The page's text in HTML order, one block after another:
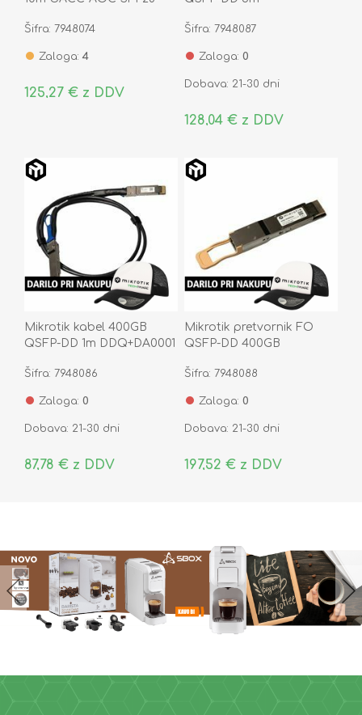
Šifra: 7948074
Zaloga: 4
125,27 € z DDV
Šifra: 7948087
Zaloga: 0
Dobava: 21-30 dni
128,04 € z DDV
Mikrotik kabel 400GB
QSFP-DD 1m DDQ+DA0001
Šifra: 7948086
Zaloga: 0
Dobava: 21-30 dni
87,78 € z DDV
Mikrotik pretvornik FO
QSFP-DD 400GB
Šifra: 7948088
Zaloga: 0
Dobava: 21-30 dni
197,52 € z DDV